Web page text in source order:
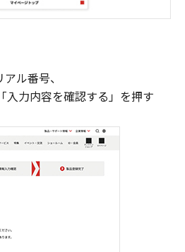
ル番号、
入力内容を確認する」を押す